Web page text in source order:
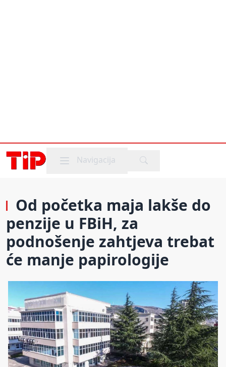
Mobile menu
Navigacija
Od početka maja lakše do
penzije u FBiH, za
podnošenje zahtjeva trebat
će manje papirologije